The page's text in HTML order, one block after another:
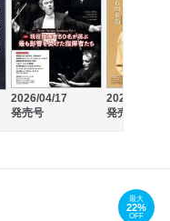
2026/04/17
発売号
2026/03/18
発売号
最大
22%
OFF